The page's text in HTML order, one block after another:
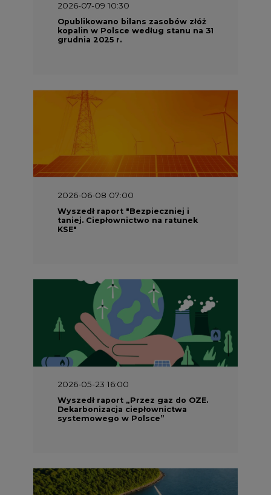
2026-07-09 10:30
Opublikowano bilans zasobów złóż
kopalin w Polsce według stanu na 31
grudnia 2025 r.
2026-06-08 07:00
Wyszedł raport "Bezpieczniej i
taniej. Ciepłownictwo na ratunek
KSE"
2026-05-23 16:00
Wyszedł raport „Przez gaz do OZE.
Dekarbonizacja ciepłownictwa
systemowego w Polsce”